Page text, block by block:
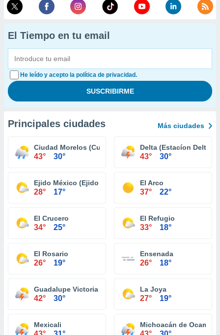
El Tiempo en tu email
He leído y acepto la política de privacidad.
Principales ciudades Más ciudades
Ciudad Morelos (Cuervos)
43° 30°
Delta (Estacíon Delta)
43° 30°
Ejido México (Ejido Punta Colonet)
28° 17°
El Arco
37° 22°
El Crucero
34° 25°
El Refugio
33° 18°
El Rosario
26° 19°
Ensenada
26° 18°
Guadalupe Victoria (Km. 43)
42° 30°
La Joya
27° 19°
Mexicali Michoacán de Ocampo